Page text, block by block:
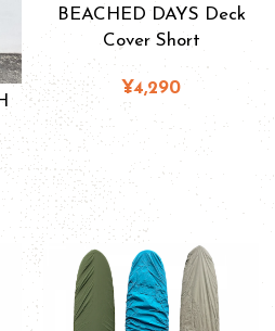
BEACHED DAYS Deck
Cover Short
¥4,290